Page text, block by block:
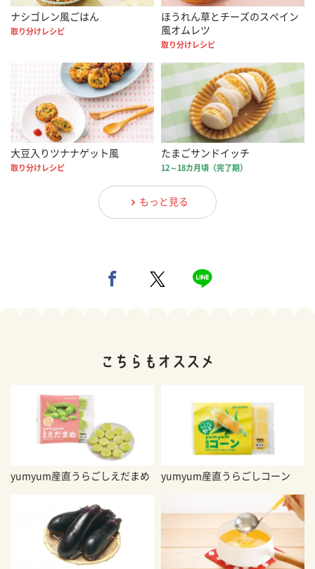
ナシゴレン風ごはん
取り分けレシピ
ほうれん草とチーズのスペイン
風オムレツ
取り分けレシピ
大豆入りツナナゲット風
取り分けレシピ
たまごサンドイッチ
12～18カ月頃（完了期）
もっと見る
yumyum産直うらごしえだまめ yumyum産直うらごしコーン